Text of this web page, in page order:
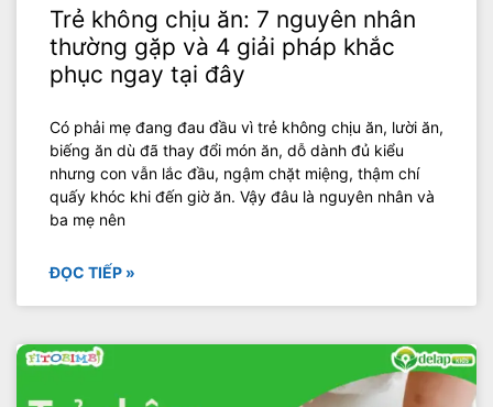
Trẻ không chịu ăn: 7 nguyên nhân
thường gặp và 4 giải pháp khắc
phục ngay tại đây
Có phải mẹ đang đau đầu vì trẻ không chịu ăn, lười ăn,
biếng ăn dù đã thay đổi món ăn, dỗ dành đủ kiểu
nhưng con vẫn lắc đầu, ngậm chặt miệng, thậm chí
quấy khóc khi đến giờ ăn. Vậy đâu là nguyên nhân và
ba mẹ nên
ĐỌC TIẾP »